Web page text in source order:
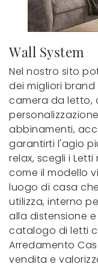
Wall System
Nel nostro sito
dei migliori
camera da letto,
abbinamenti,
garantirti l'agio
relax, scegli i
come il modello
luogo di casa
utilizza, interno
alla distensione
catalogo di letti
Arredamento
vendita e